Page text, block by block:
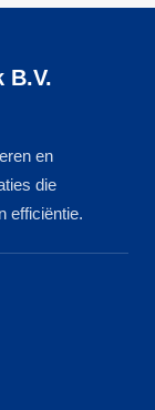
B.V.
en
die
efficiëntie.